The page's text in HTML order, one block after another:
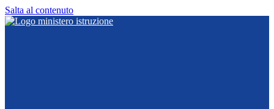
Salta al contenuto